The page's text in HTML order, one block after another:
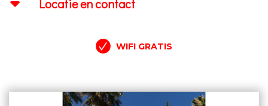
Locatie en contact
WIFI GRATIS